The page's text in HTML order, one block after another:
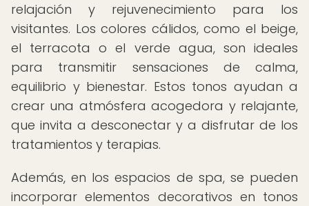
relajación y rejuvenecimiento para los
visitantes. Los colores cálidos, como el beige,
el terracota o el verde agua, son ideales
para transmitir sensaciones de calma,
equilibrio y bienestar. Estos tonos ayudan a
crear una atmósfera acogedora y relajante,
que invita a desconectar y a disfrutar de los
tratamientos y terapias.
Además, en los espacios de spa, se pueden
incorporar elementos decorativos en tonos